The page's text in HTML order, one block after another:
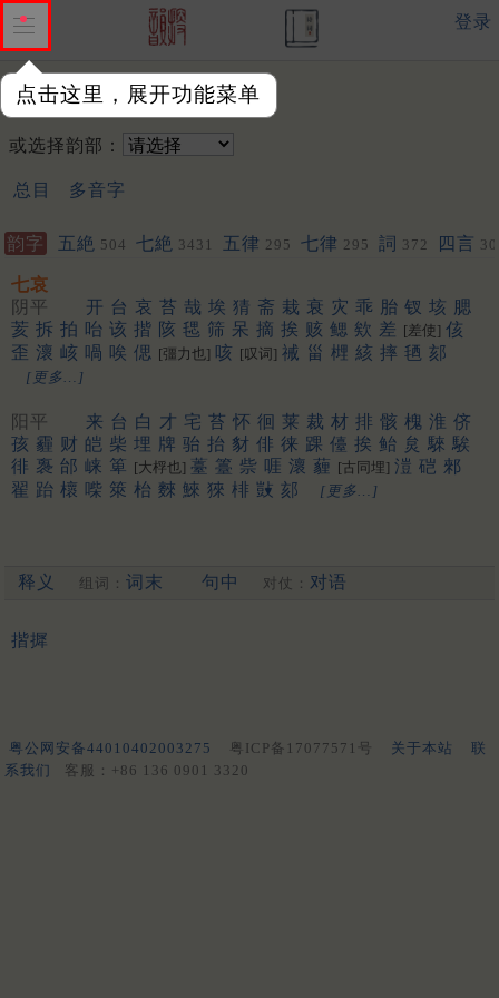
点击这里，展开功能菜单
登录
韵字：
或选择韵部：
总目 多音字
韵字 五絶 504 七絶 3431 五律 295 七律 295 詞 372 四言 30
七哀
阴平
开 台 哀 苔 哉 埃 猜 斋 栽 衰 灾 乖 胎 钗 垓 腮
荄 拆 拍 咍 该 揩 陔 毸 筛 呆 摘 挨 赅 鳃 欸 差 [差使] 侅
歪 瀤 峐 喎 唉 偲 [彊力也] 咳 [叹词] 祴 甾 榸 絯 摔 毢 郂
[更多…]
阳平 来 台 白 才 宅 苔 怀 徊 莱 裁 材 排 骸 槐 淮 侪
孩 霾 财 皑 柴 埋 牌 骀 抬 豺 俳 徕 踝 儓 挨 鲐 炱 騋 騃
徘 褢 邰 崃 箄 [大桴也] 薹 籉 祡 啀 瀤 薶 [古同埋] 溰 硙 郲
翟 跆 櫰 喍 箂 枱 麳 鯠 猍 棑 敱 郂 [更多…]
释义 组词： 词末 句中 对仗： 对语
揩摨
粤公网安备44010402003275 粤ICP备17077571号 关于本站
联
系我们
客服：+86 136 0901 3320